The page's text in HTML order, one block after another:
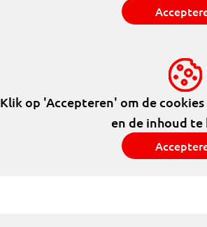
Klik op 'Accepteren' om de cookies
en de inhoud te